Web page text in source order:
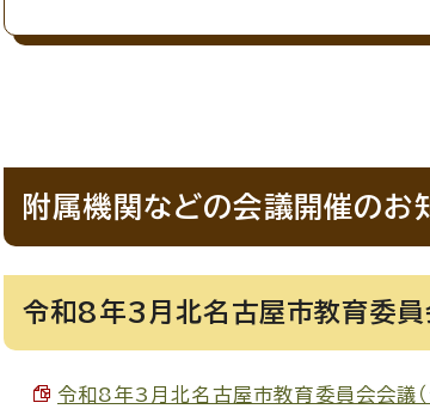
附属機関などの会議開催のお
令和8年3月北名古屋市教育委員
令和8年3月北名古屋市教育委員会会議